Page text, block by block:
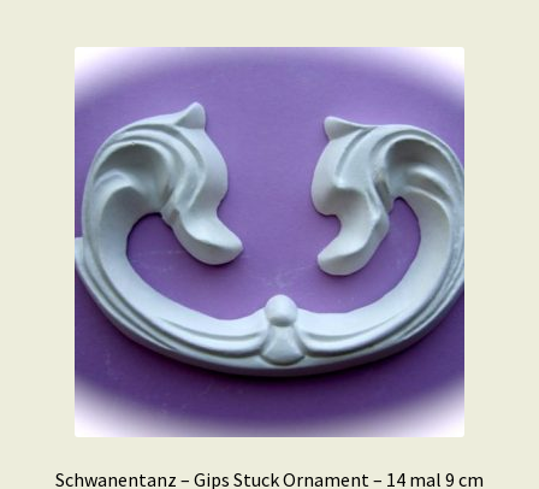
Schwanentanz – Gips Stuck Ornament – 14 mal 9 cm